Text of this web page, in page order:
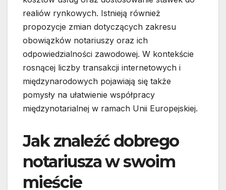
realiów rynkowych. Istnieją również
propozycje zmian dotyczących zakresu
obowiązków notariuszy oraz ich
odpowiedzialności zawodowej. W kontekście
rosnącej liczby transakcji internetowych i
międzynarodowych pojawiają się także
pomysły na ułatwienie współpracy
międzynotarialnej w ramach Unii Europejskiej.
Jak znaleźć dobrego
notariusza w swoim
mieście